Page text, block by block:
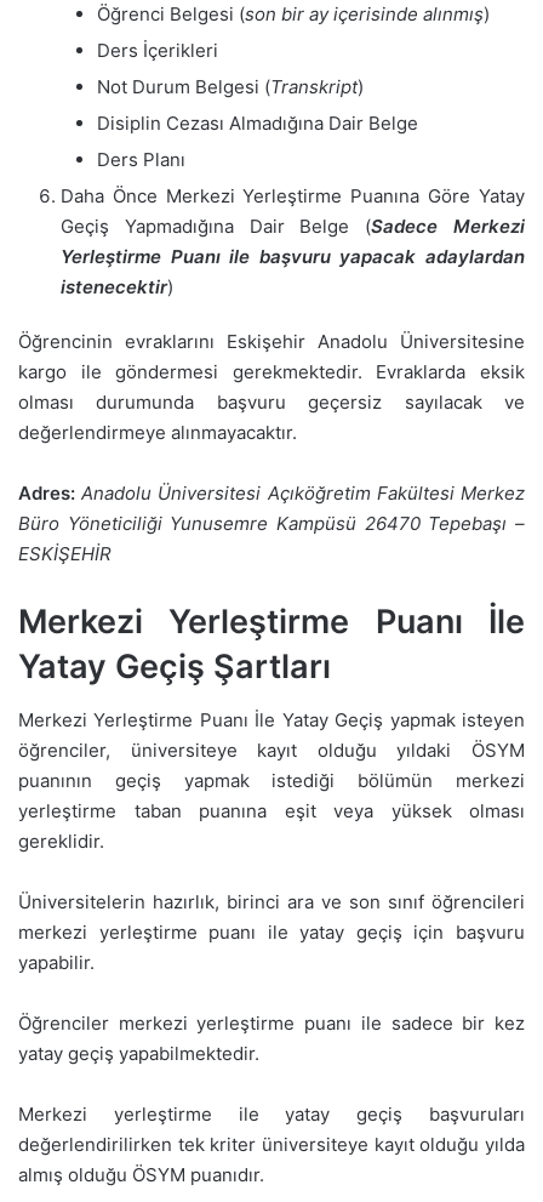
Öğrenci Belgesi (son bir ay içerisinde alınmış)
Ders İçerikleri
Not Durum Belgesi (Transkript)
Disiplin Cezası Almadığına Dair Belge
Ders Planı
Daha Önce Merkezi Yerleştirme Puanına Göre Yatay
Geçiş Yapmadığına Dair Belge (Sadece Merkezi
Yerleştirme Puanı ile başvuru yapacak adaylardan
istenecektir)
Öğrencinin evraklarını Eskişehir Anadolu Üniversitesine
kargo ile göndermesi gerekmektedir. Evraklarda eksik
olması durumunda başvuru geçersiz sayılacak ve
değerlendirmeye alınmayacaktır.
Adres: Anadolu Üniversitesi Açıköğretim Fakültesi Merkez
Büro Yöneticiliği Yunusemre Kampüsü 26470 Tepebaşı –
ESKİŞEHİR
Merkezi Yerleştirme Puanı İle
Yatay Geçiş Şartları
Merkezi Yerleştirme Puanı İle Yatay Geçiş yapmak isteyen
öğrenciler, üniversiteye kayıt olduğu yıldaki ÖSYM
puanının geçiş yapmak istediği bölümün merkezi
yerleştirme taban puanına eşit veya yüksek olması
gereklidir.
Üniversitelerin hazırlık, birinci ara ve son sınıf öğrencileri
merkezi yerleştirme puanı ile yatay geçiş için başvuru
yapabilir.
Öğrenciler merkezi yerleştirme puanı ile sadece bir kez
yatay geçiş yapabilmektedir.
Merkezi yerleştirme ile yatay geçiş başvuruları
değerlendirilirken tek kriter üniversiteye kayıt olduğu yılda
almış olduğu ÖSYM puanıdır.